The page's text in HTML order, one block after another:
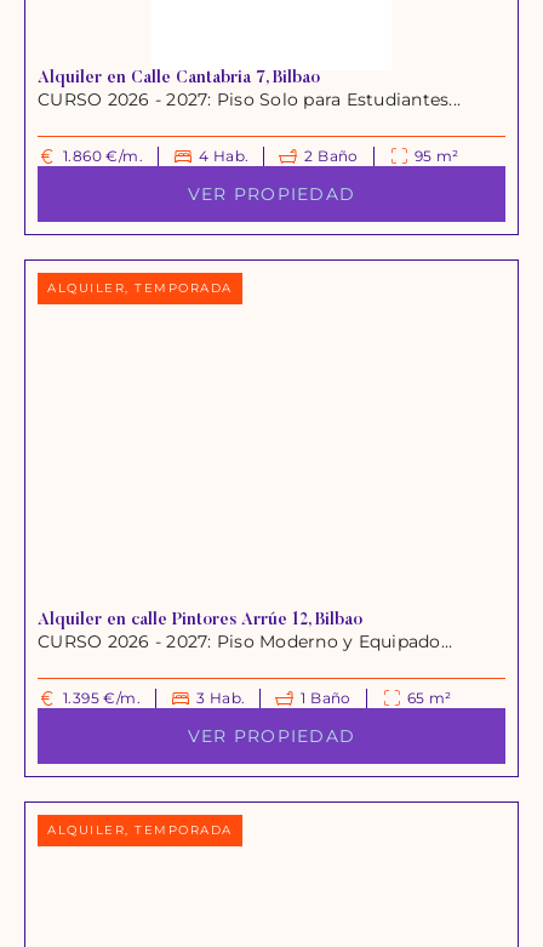
Alquiler en Calle Cantabria 7, Bilbao
CURSO 2026 - 2027: Piso Solo para Estudiantes...
1.860 €/m. 4 Hab. 2 Baño 95 m²
VER PROPIEDAD
ALQUILER, TEMPORADA
Alquiler en calle Pintores Arrúe 12, Bilbao
CURSO 2026 - 2027: Piso Moderno y Equipado...
1.395 €/m. 3 Hab. 1 Baño 65 m²
VER PROPIEDAD
ALQUILER, TEMPORADA